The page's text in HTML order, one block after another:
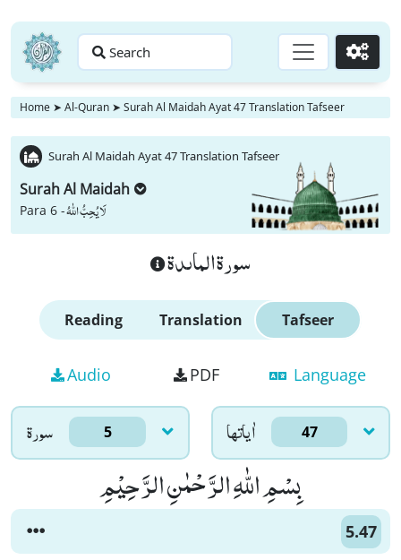
Search Go
Home ➤ Al-Quran ➤ Surah Al Maidah Ayat 47 Translation Tafseer
Surah Al Maidah Ayat 47 Translation Tafseer
Surah Al Maidah
Para 6 -لَا یُحِبُّ اللّٰهُ
سورة الماىدة
Reading Translation Tafseer
Audio PDF Language
سورۃ 5 اٰياتها 47
بِسْمِ اللّٰهِ الرَّحْمٰنِ الرَّحِیْمِ
5.47